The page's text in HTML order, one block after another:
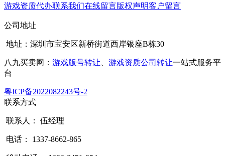
游戏资质代办联系我们在线留言版权声明客户留言
公司地址
地址：深圳市宝安区新桥街道西岸银座B栋30
八九买卖网： 游戏版号转让 游戏资质公司转让一站式服务平
台
粤ICP备2022082243号-2
联系方式
联系人： 伍经理
电话： 1337-8662-865